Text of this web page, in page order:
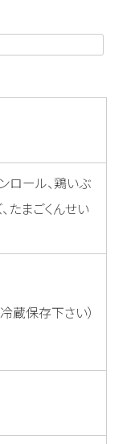
ロール、鶏いぶ
たまごくんせい
蔵保存下さい）